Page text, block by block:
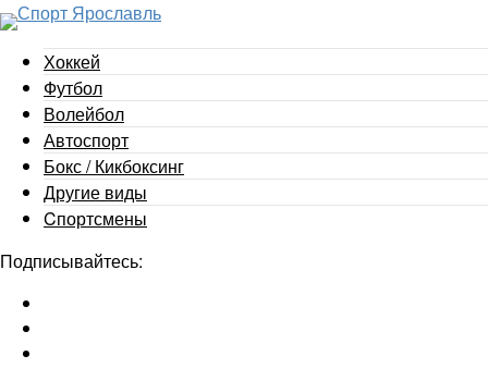
Хоккей
Футбол
Волейбол
Автоспорт
Бокс / Кикбоксинг
Другие виды
Cпортсмены
Подписывайтесь: